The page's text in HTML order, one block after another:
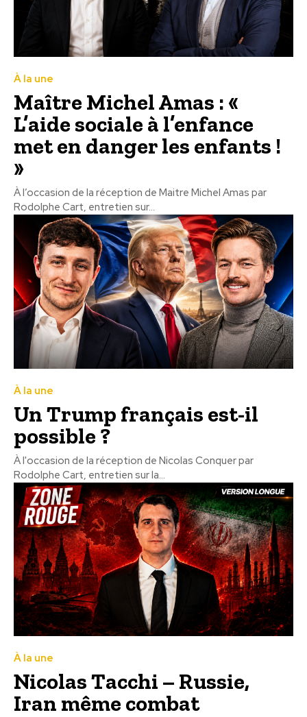
À la une
Maître Michel Amas : «
L’aide sociale à l’enfance
met en danger les enfants !
»
À l’occasion de la réception de Maitre Michel Amas par
Rodolphe Cart, entretien sur...
À la une
Un Trump français est-il
possible ?
À l'occasion de la réception de Nicolas Conquer par
Rodolphe Cart, entretien sur la...
À la une
Nicolas Tacchi – Russie,
Iran même combat